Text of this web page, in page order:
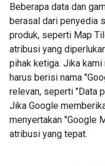
Beberapa data dan
berasal dari penyedia
produk, seperti Map
atribusi yang
pihak ketiga. Jika
harus berisi nama
relevan, seperti "Data
Jika Google
menyertakan "Google
atribusi yang tepat.